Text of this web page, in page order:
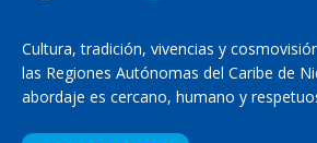
Cultura, tradición, vivencias y
las Regiones Autónomas del Caribe de
abordaje es cercano, humano y